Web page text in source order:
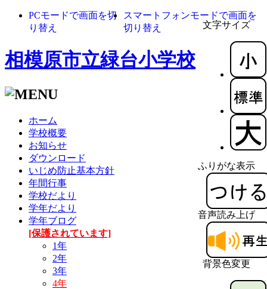
文字サイズ
ふりがな表示
音声読み上げ
背景色変更
PCモードで画面を切
り替え
スマートフォンモードで画面を
切り替え
相模原市立緑台小学校
ホーム
学校概要
お知らせ
ダウンロード
いじめ防止基本方針
年間行事
学校だより
学年だより
学年ブログ
[保護されています]
1年
2年
3年
4年